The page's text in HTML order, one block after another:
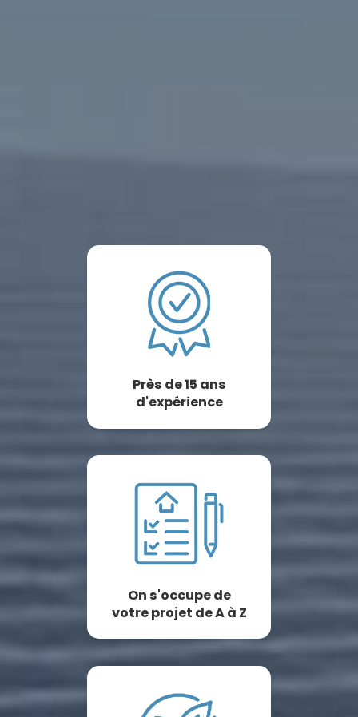
Près de 15 ans
d'expérience
On s'occupe de
votre projet de A à Z